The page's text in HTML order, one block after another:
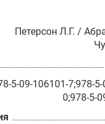
Петерсон Л.Г. /
5-09-106101-7;978-
0;978-5-